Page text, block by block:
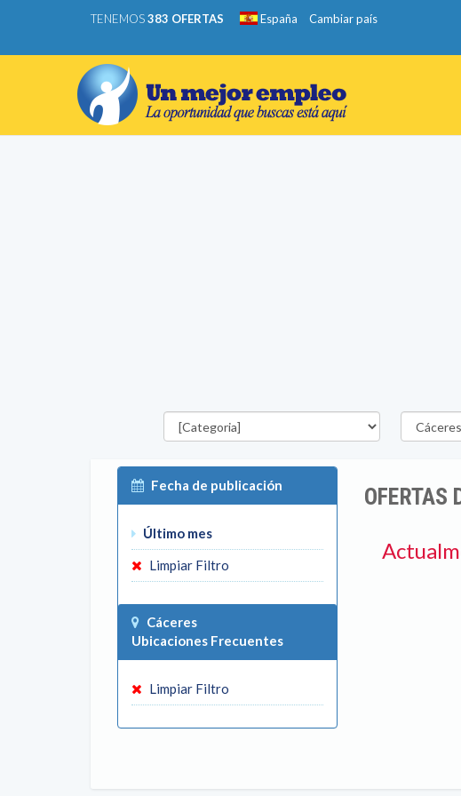
TENEMOS383 OFERTAS España Cambiar país
Categorías Provincia
Fecha de publicación
Último mes
Limpiar Filtro
Cáceres
Ubicaciones Frecuentes
Limpiar Filtro
OFERTAS